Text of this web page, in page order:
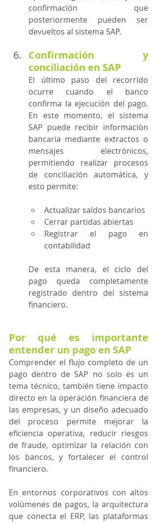
confirmación que
posteriormente pueden ser
devueltos al sistema SAP.
Confirmación y
conciliación en SAP
El último paso del recorrido
ocurre cuando el banco
confirma la ejecución del pago.
En este momento, el sistema
SAP puede recibir información
bancaria mediante extractos o
mensajes electrónicos,
permitiendo realizar procesos
de conciliación automática, y
esto permite:
Actualizar saldos bancarios
Cerrar partidas abiertas
Registrar el pago en
contabilidad
De esta manera, el ciclo del
pago queda completamente
registrado dentro del sistema
financiero.
Por qué es importante
entender un pago en SAP
Comprender el flujo completo de un
pago dentro de SAP no solo es un
tema técnico, también tiene impacto
directo en la operación financiera de
las empresas, y un diseño adecuado
del proceso permite mejorar la
eficiencia operativa, reducir riesgos
de fraude, optimizar la relación con
los bancos, y fortalecer el control
financiero.
En entornos corporativos con altos
volúmenes de pagos, la arquitectura
que conecta el ERP, las plataformas